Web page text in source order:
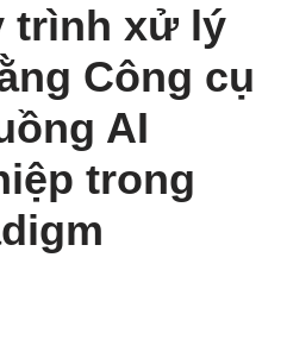
trình xử lý
Công cụ
AI
trong